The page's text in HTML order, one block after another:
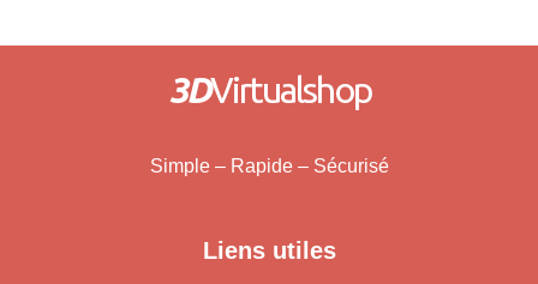
3DVirtualshop
Simple – Rapide – Sécurisé
Liens utiles